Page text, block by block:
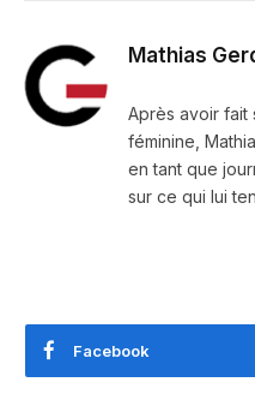
Mathias
Après avoir fait
féminine,
en tant que
sur ce qui lui
Facebook